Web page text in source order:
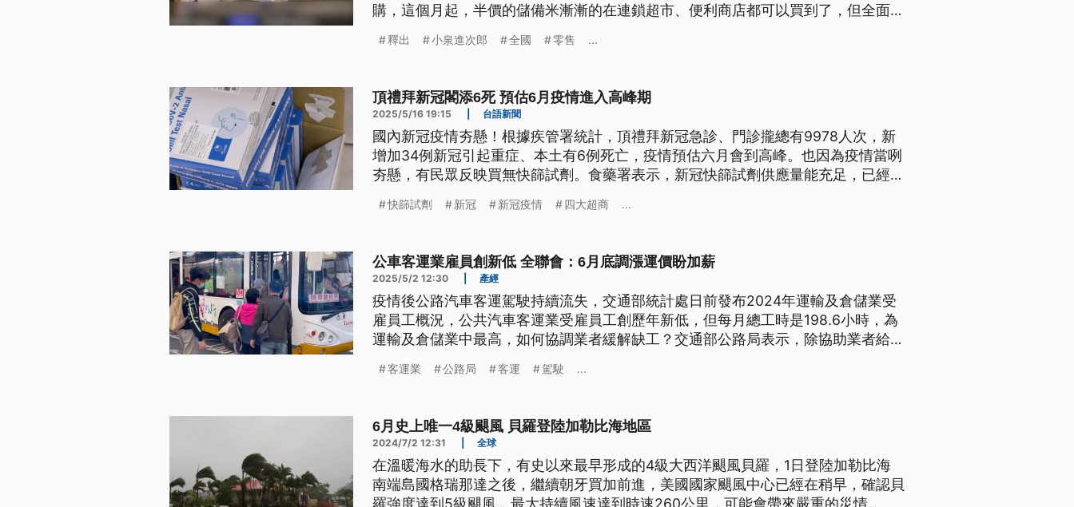
購，這個月起，半價的儲備米漸漸的在連鎖超市、便利商店都可以買到了，但全面回
釋出 小泉進次郎 全國 零售 ...
頂禮拜新冠閣添6死 預估6月疫情進入高峰期
2025/5/16 19:15 台語新聞
國內新冠疫情夯懸！根據疾管署統計，頂禮拜新冠急診、門診攏總有9978人次，新
增加34例新冠引起重症、本土有6例死亡，疫情預估六月會到高峰。也因為疫情當咧
夯懸，有民眾反映買無快篩試劑。食藥署表示，新冠快篩試劑供應量能充足，已經協
快篩試劑 新冠 新冠疫情 四大超商 ...
公車客運業雇員創新低 全聯會：6月底調漲運價盼加薪
2025/5/2 12:30 產經
疫情後公路汽車客運駕駛持續流失，交通部統計處日前發布2024年運輸及倉儲業受
雇員工概況，公共汽車客運業受雇員工創歷年新低，但每月總工時是198.6小時，為
運輸及倉儲業中最高，如何協調業者緩解缺工？交通部公路局表示，除協助業者給予
客運業 公路局 客運 駕駛 ...
6月史上唯一4級颶風 貝羅登陸加勒比海地區
2024/7/2 12:31 全球
在溫暖海水的助長下，有史以來最早形成的4級大西洋颶風貝羅，1日登陸加勒比海
南端島國格瑞那達之後，繼續朝牙買加前進，美國國家颶風中心已經在稍早，確認貝
羅強度達到5級颶風，最大持續風速達到時速260公里，可能會帶來嚴重的災情。